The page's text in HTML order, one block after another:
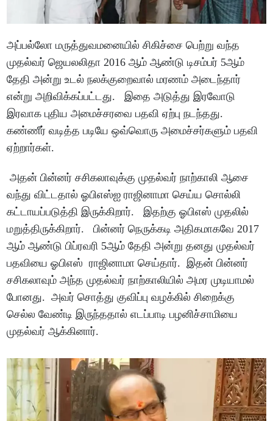
அப்பல்லோ மருத்துவமனையில் சிகிச்சை பெற்று வந்த
முதல்வர் ஜெயலலிதா 2016 ஆம் ஆண்டு டிசம்பர் 5ஆம்
தேதி அன்று உடல் நலக்குறைவால் மரணம் அடைந்தார்
என்று அறிவிக்கப்பட்டது. இதை அடுத்து இரவோடு
இரவாக புதிய அமைச்சரவை பதவி ஏற்பு நடந்தது.
கண்ணீர் வடித்த படியே ஒவ்வொரு அமைச்சர்களும் பதவி
ஏற்றார்கள்.
அதன் பின்னர் சசிகலாவுக்கு முதல்வர் நாற்காலி ஆசை
வந்து விட்டதால் ஓபிஎஸ்ஐ ராஜினாமா செய்ய சொல்லி
கட்டாயப்படுத்தி இருக்கிறார். இதற்கு ஓபிஎஸ் முதலில்
மறுத்திருக்கிறார். பின்னர் நெருக்கடி அதிகமாகவே 2017
ஆம் ஆண்டு பிப்ரவரி 5ஆம் தேதி அன்று தனது முதல்வர்
பதவியை ஓபிஎஸ் ராஜினாமா செய்தார். இதன் பின்னர்
சசிகலாவும் அந்த முதல்வர் நாற்காலியில் அமர முடியாமல்
போனது. அவர் சொத்து குவிப்பு வழக்கில் சிறைக்கு
செல்ல வேண்டி இருந்ததால் எடப்பாடி பழனிச்சாமியை
முதல்வர் ஆக்கினார்.